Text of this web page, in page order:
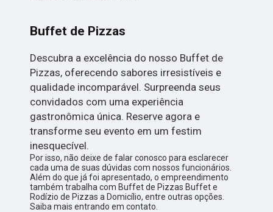
Buffet de Pizzas
Descubra a excelência do nosso Buffet de
Pizzas, oferecendo sabores irresistíveis e
qualidade incomparável. Surpreenda seus
convidados com uma experiência
gastronômica única. Reserve agora e
transforme seu evento em um festim
inesquecível.
Por isso, não deixe de falar conosco para esclarecer
cada uma de suas dúvidas com nossos funcionários.
Além do que já foi apresentado, o empreendimento
também trabalha com Buffet de Pizzas Buffet e
Rodízio de Pizzas a Domicílio, entre outras opções.
Saiba mais entrando em contato.